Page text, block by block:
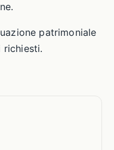
patrimoniale
richiesti.